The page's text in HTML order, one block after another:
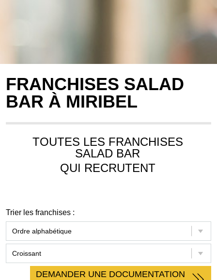
FRANCHISES SALAD
BAR À MIRIBEL
TOUTES LES FRANCHISES
SALAD BAR
QUI RECRUTENT
Trier les franchises :
DEMANDER UNE DOCUMENTATION